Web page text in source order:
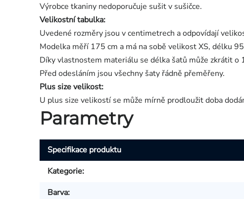
Výrobce tkaniny nedoporučuje sušit v sušičce.
Velikostní tabulka:
Uvedené rozměry jsou v centimetrech a odpovídají
Modelka měří 175 cm a má na sobě velikost XS, délku
Díky vlastnostem materiálu se délka šatů může zkrátit
Před odesláním jsou všechny šaty řádně přeměřeny.
Plus size velikost:
U plus size velikostí se může mírně prodloužit doba
Parametry
Specifikace produktu
Kategorie:
Barva: